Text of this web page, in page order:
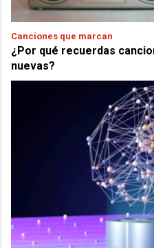
Canciones que marcan
¿Por qué recuerdas
nuevas?